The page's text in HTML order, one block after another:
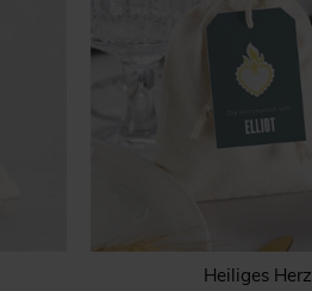
Heiliges Herz